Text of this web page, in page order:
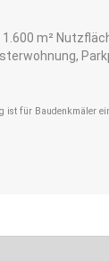
m²
ist für Baudenkmäler